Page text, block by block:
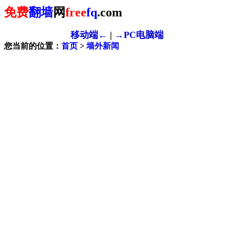
免费翻墙网freefq.com
移动端← | →PC电脑端
您当前的位置： 首页 > 墙外新闻